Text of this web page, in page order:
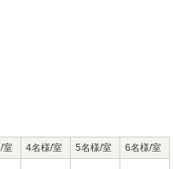
室 4名様/室 5名様/室
6名様/室